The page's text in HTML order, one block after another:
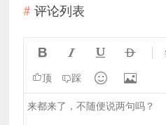
评论列表
   
顶 踩  